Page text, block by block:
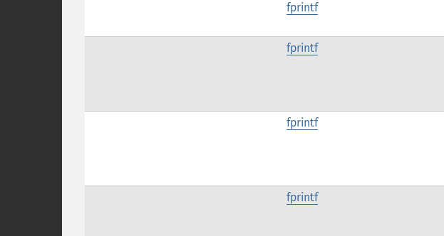
fprintf
fprintf
fprintf
fprintf